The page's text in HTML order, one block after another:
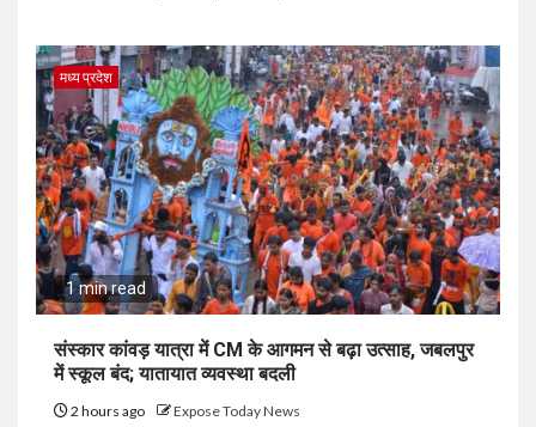
मध्य प्रदेश
1 min read
संस्कार कांवड़ यात्रा में CM के आगमन से बढ़ा उत्साह, जबलपुर
में स्कूल बंद; यातायात व्यवस्था बदली
2 hours ago Expose Today News